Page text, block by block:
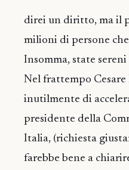
direi un diritto, ma il
milioni di persone che
Insomma, state sereni
Nel frattempo Cesare
inutilmente di
presidente della
Italia, (richiesta
farebbe bene a